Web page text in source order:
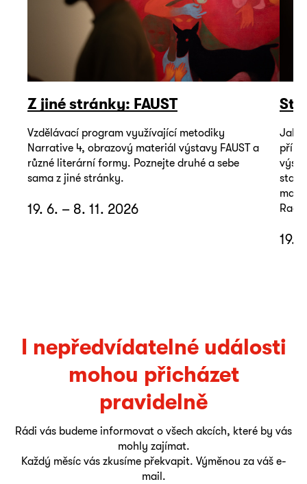
Z jiné stránky: FAUST
Vzdělávací program využívající metodiky
Narrative 4, obrazový materiál výstavy FAUST a
různé literární formy. Poznejte druhé a sebe
sama z jiné stránky.
19. 6. – 8. 11. 2026
Jak
stačí
19.
I nepředvídatelné události
mohou přicházet
pravidelně
Rádi vás budeme informovat o všech akcích, které by vás
mohly zajímat.
Každý měsíc vás zkusíme překvapit. Výměnou za váš e-
mail.